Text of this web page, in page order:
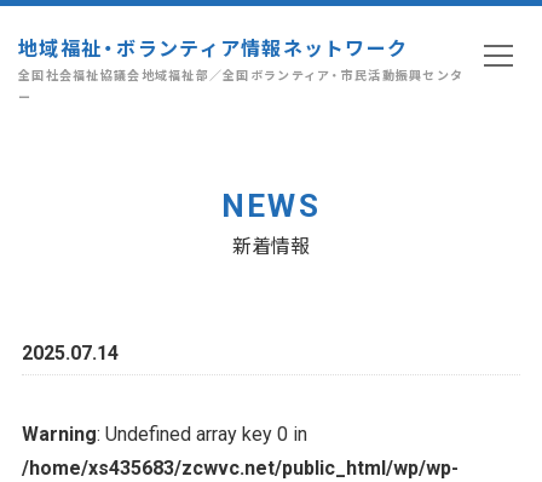
地域福祉・ボランティア情報ネットワーク
全国社会福祉協議会地域福祉部／全国ボランティア・市民活動振興センタ
ー
NEWS
新着情報
2025.07.14
Warning: Undefined array key 0 in
/home/xs435683/zcwvc.net/public_html/wp/wp-